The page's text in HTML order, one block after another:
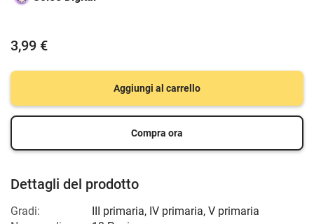
3,99 €
Aggiungi al carrello
Compra ora
Dettagli del prodotto
Gradi: III primaria, IV primaria, V primaria